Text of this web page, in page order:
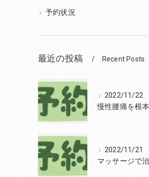
予約状況
最近の投稿 Recent Posts
2022/11/22
2022/11/21